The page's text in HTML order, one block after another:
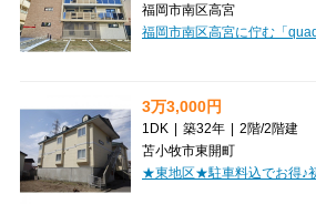
福岡市南区高宮
3万3,000円
1DK | 築32年 | 2階/2階建
苫小牧市東開町